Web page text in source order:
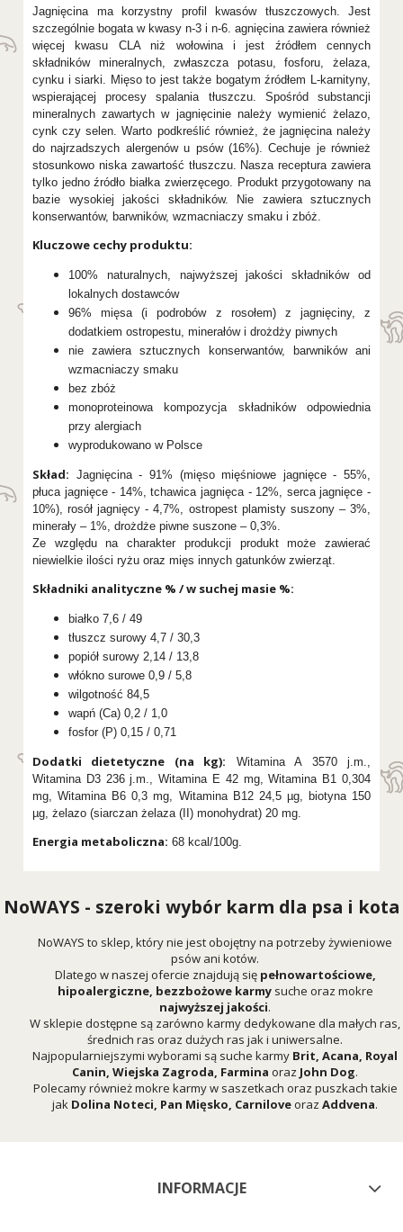
Jagnięcina ma korzystny profil kwasów tłuszczowych. Jest
szczególnie bogata w kwasy n-3 i n-6. agnięcina zawiera również
więcej kwasu CLA niż wołowina i jest źródłem cennych
składników mineralnych, zwłaszcza potasu, fosforu, żelaza,
cynku i siarki. Mięso to jest także bogatym źródłem L-karnityny,
wspierającej procesy spalania tłuszczu. Spośród substancji
mineralnych zawartych w jagnięcinie należy wymienić żelazo,
cynk czy selen. Warto podkreślić również, że jagnięcina należy
do najrzadszych alergenów u psów (16%). Cechuje je również
stosunkowo niska zawartość tłuszczu. Nasza receptura zawiera
tylko jedno źródło białka zwierzęcego. Produkt przygotowany na
bazie wysokiej jakości składników. Nie zawiera sztucznych
konserwantów, barwników, wzmacniaczy smaku i zbóż.
Kluczowe cechy produktu:
100% naturalnych, najwyższej jakości składników od
lokalnych dostawców
96% mięsa (i podrobów z rosołem) z jagnięciny, z
dodatkiem ostropestu, minerałów i drożdży piwnych
nie zawiera sztucznych konserwantów, barwników ani
wzmacniaczy smaku
bez zbóż
monoproteinowa kompozycja składników odpowiednia
przy alergiach
wyprodukowano w Polsce
Skład: Jagnięcina - 91% (mięso mięśniowe jagnięce - 55%,
płuca jagnięce - 14%, tchawica jagnięca - 12%, serca jagnięce -
10%), rosół jagnięcy - 4,7%, ostropest plamisty suszony – 3%,
minerały – 1%, drożdże piwne suszone – 0,3%.
Ze względu na charakter produkcji produkt może zawierać
niewielkie ilości ryżu oraz mięs innych gatunków zwierząt.
Składniki analityczne % / w suchej masie %:
białko 7,6 / 49
tłuszcz surowy 4,7 / 30,3
popiół surowy 2,14 / 13,8
włókno surowe 0,9 / 5,8
wilgotność 84,5
wapń (Ca) 0,2 / 1,0
fosfor (P) 0,15 / 0,71
Dodatki dietetyczne (na kg): Witamina A 3570 j.m.,
Witamina D3 236 j.m., Witamina E 42 mg, Witamina B1 0,304
mg, Witamina B6 0,3 mg, Witamina B12 24,5 µg, biotyna 150
µg, żelazo (siarczan żelaza (II) monohydrat) 20 mg.
Energia metaboliczna: 68 kcal/100g.
NoWAYS - szeroki wybór karm dla psa i kota
NoWAYS to sklep, który nie jest obojętny na potrzeby żywieniowe
psów ani kotów.
Dlatego w naszej ofercie znajdują się pełnowartościowe,
hipoalergiczne, bezzbożowe karmy suche oraz mokre
najwyższej jakości.
W sklepie dostępne są zarówno karmy dedykowane dla małych ras,
średnich ras oraz dużych ras jak i uniwersalne.
Najpopularniejszymi wyborami są suche karmy Brit Acana Royal
Canin Wiejska Zagroda Farmina oraz John Dog.
Polecamy również mokre karmy w saszetkach oraz puszkach takie
jak Dolina Noteci Pan Mięsko Carniloveoraz Addvena.
INFORMACJE